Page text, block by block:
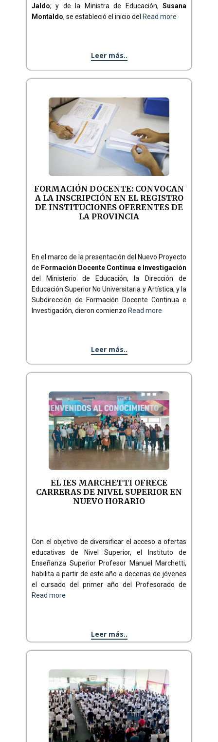
Jaldo; y de la Ministra de Educación, Susana
Montaldo, se estableció el inicio del Read more
Leer más..
FORMACIÓN DOCENTE: CONVOCAN
A LA INSCRIPCIÓN EN EL REGISTRO
DE INSTITUCIONES OFERENTES DE
LA PROVINCIA
En el marco de la presentación del Nuevo Proyecto
de Formación Docente Continua e Investigación
del Ministerio de Educación, la Dirección de
Educación Superior No Universitaria y Artística, y la
Subdirección de Formación Docente Continua e
Investigación, dieron comienzo Read more
Leer más..
EL IES MARCHETTI OFRECE
CARRERAS DE NIVEL SUPERIOR EN
NUEVO HORARIO
Con el objetivo de diversificar el acceso a ofertas
educativas de Nivel Superior, el Instituto de
Enseñanza Superior Profesor Manuel Marchetti,
habilita a partir de este año a decenas de jóvenes
el cursado del primer año del Profesorado de
Read more
Leer más..